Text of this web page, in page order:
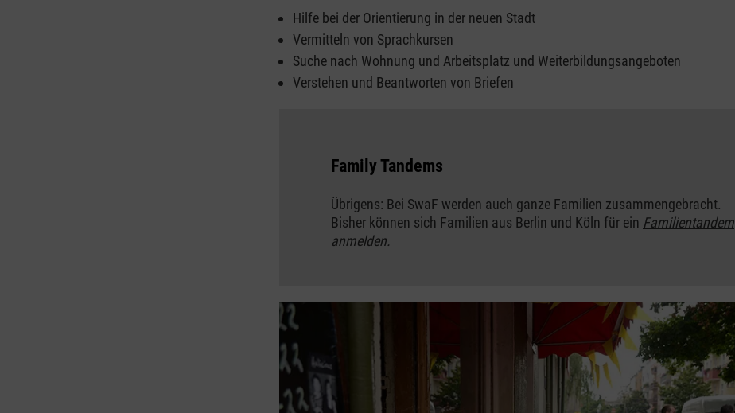
Hilfe bei der Orientierung in der neuen Stadt
Vermitteln von Sprachkursen
Suche nach Wohnung und Arbeitsplatz und Weiterbildungsangeboten
Verstehen und Beantworten von Briefen
Family Tandems
Übrigens: Bei SwaF werden auch ganze Familien zusammengebracht.
Bisher können sich Familien aus Berlin und Köln für ein Familientandem
anmelden.